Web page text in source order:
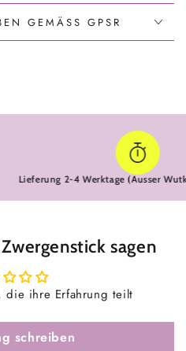
GEMÄSS GPSR
Lieferung 2-4 Werktage (Ausser
sagen
die ihre Erfahrung teilt
schreiben